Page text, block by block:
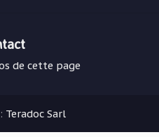
de cette page
Teradoc Sarl